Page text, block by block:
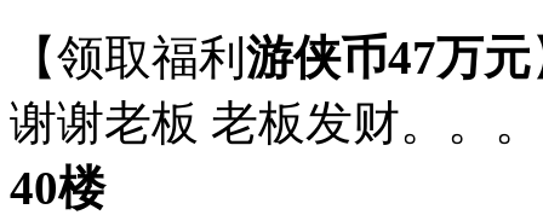
【领取福利 游侠币47万元
谢谢老板 老板发财。。。
40楼